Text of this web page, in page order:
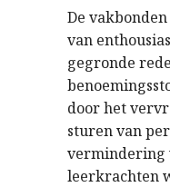
De
van
gegronde
door het
sturen van
vermindering
leerkrachten